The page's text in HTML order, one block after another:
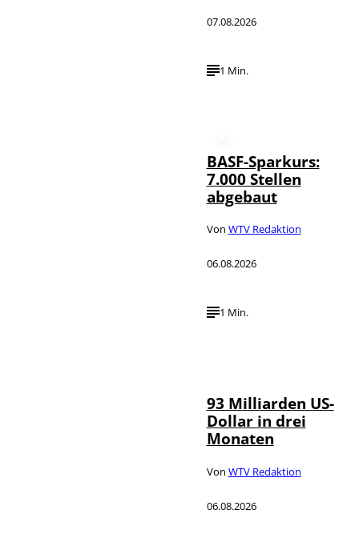
07.08.2026
1 Min.
BASF-Sparkurs:
7.000 Stellen
abgebaut
Von WTV Redaktion
06.08.2026
1 Min.
93 Milliarden US-
Dollar in drei
Monaten
Von WTV Redaktion
06.08.2026